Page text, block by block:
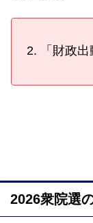
「 財政出
2026衆院選